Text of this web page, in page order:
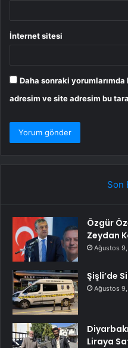
İnternet sitesi
Daha sonraki yorumlarımda
adresim ve site adresim bu
Son
Özgür
Zeydan
Ağustos
Şişli’de
Ağustos
Liraya